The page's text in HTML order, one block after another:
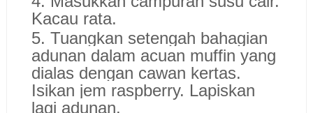
Kacau rata.
5. Tuangkan setengah bahagian
adunan dalam acuan muffin yang
dialas dengan cawan kertas.
Isikan jem raspberry. Lapiskan
lagi adunan.